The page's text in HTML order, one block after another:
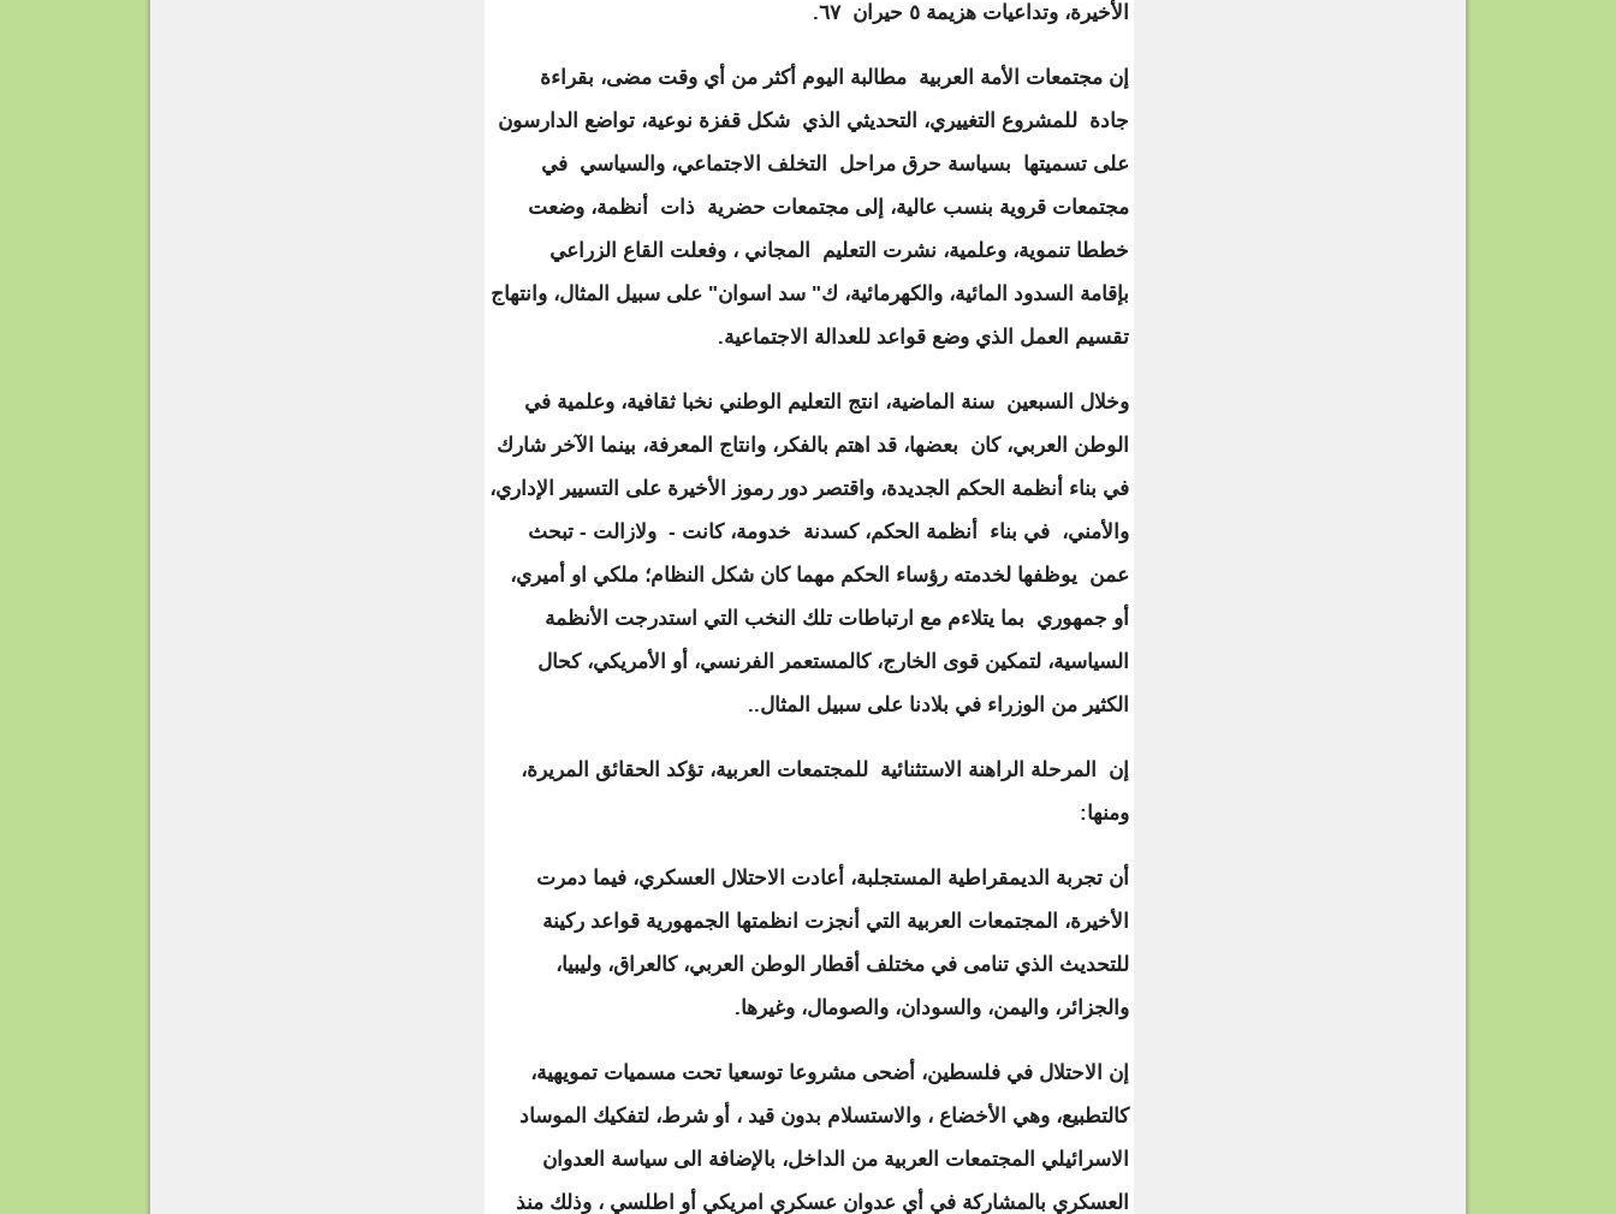
الأخيرة، وتداعيات هزيمة ٥ حيران ٦٧.
إن مجتمعات الأمة العربية مطالبة اليوم أكثر من أي وقت مضى، بقراءة
جادة للمشروع التغييري، التحديثي الذي شكل قفزة نوعية، تواضع الدارسون
على تسميتها بسياسة حرق مراحل التخلف الاجتماعي، والسياسي في
مجتمعات قروية بنسب عالية، إلى مجتمعات حضرية ذات أنظمة، وضعت
خططا تنموية، وعلمية، نشرت التعليم المجاني ، وفعلت القاع الزراعي
بإقامة السدود المائية، والكهرمائية، ك" سد اسوان" على سبيل المثال، وانتهاج
تقسيم العمل الذي وضع قواعد للعدالة الاجتماعية.
وخلال السبعين سنة الماضية، انتج التعليم الوطني نخبا ثقافية، وعلمية في
الوطن العربي، كان بعضها، قد اهتم بالفكر، وانتاج المعرفة، بينما الآخر شارك
في بناء أنظمة الحكم الجديدة، واقتصر دور رموز الأخيرة على التسيير الإداري،
والأمني، في بناء أنظمة الحكم، كسدنة خدومة، كانت - ولازالت - تبحث
عمن يوظفها لخدمته رؤساء الحكم مهما كان شكل النظام؛ ملكي او أميري،
أو جمهوري بما يتلاءم مع ارتباطات تلك النخب التي استدرجت الأنظمة
السياسية، لتمكين قوى الخارج، كالمستعمر الفرنسي، أو الأمريكي، كحال
الكثير من الوزراء في بلادنا على سبيل المثال..
إن المرحلة الراهنة الاستثنائية للمجتمعات العربية، تؤكد الحقائق المريرة،
ومنها:
أن تجربة الديمقراطية المستجلبة، أعادت الاحتلال العسكري، فيما دمرت
الأخيرة، المجتمعات العربية التي أنجزت انظمتها الجمهورية قواعد ركينة
للتحديث الذي تنامى في مختلف أقطار الوطن العربي، كالعراق، وليبيا،
والجزائر، واليمن، والسودان، والصومال، وغيرها.
إن الاحتلال في فلسطين، أضحى مشروعا توسعيا تحت مسميات تمويهية،
كالتطبيع، وهي الأخضاع ، والاستسلام بدون قيد ، أو شرط، لتفكيك الموساد
الاسرائيلي المجتمعات العربية من الداخل، بالإضافة الى سياسة العدوان
العسكري بالمشاركة في أي عدوان عسكري امريكي أو اطلسي ، وذلك منذ